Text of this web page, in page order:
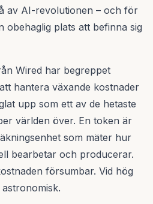
av AI-revolutionen – och för
obehaglig plats att befinna sig
Wired har begreppet
hantera växande kostnader
upp som ett av de hetaste
världen över. En token är
som mäter hur
bearbetar och producerar.
försumbar. Vid hög